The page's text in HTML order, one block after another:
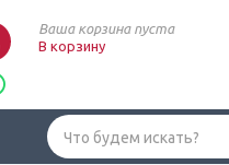
Ваша корзина пуста
В корзину